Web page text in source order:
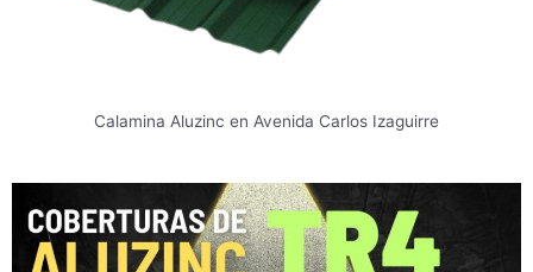
Calamina Aluzinc en Avenida Carlos Izaguirre